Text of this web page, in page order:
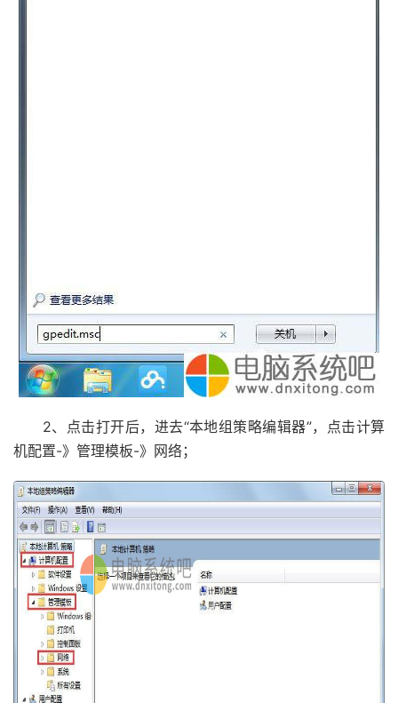
2、点击打开后，进去“本地组策略编辑器”，点击计算
机配置-》管理模板-》网络；